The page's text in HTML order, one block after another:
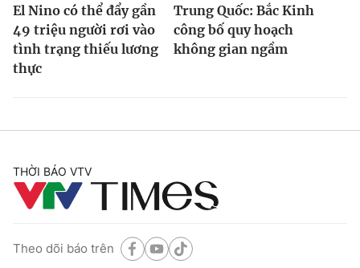
El Nino có thể đẩy gần
49 triệu người rơi vào
tình trạng thiếu lương
thực
Trung Quốc: Bắc Kinh
công bố quy hoạch
không gian ngầm
THỜI BÁO VTV
Theo dõi báo trên